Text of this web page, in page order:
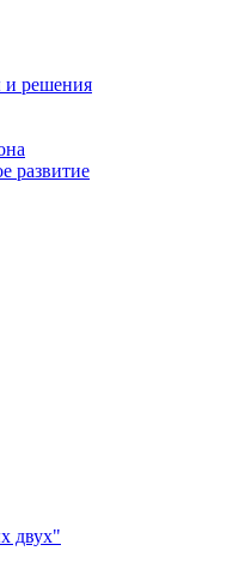
решения
развитие
двух"